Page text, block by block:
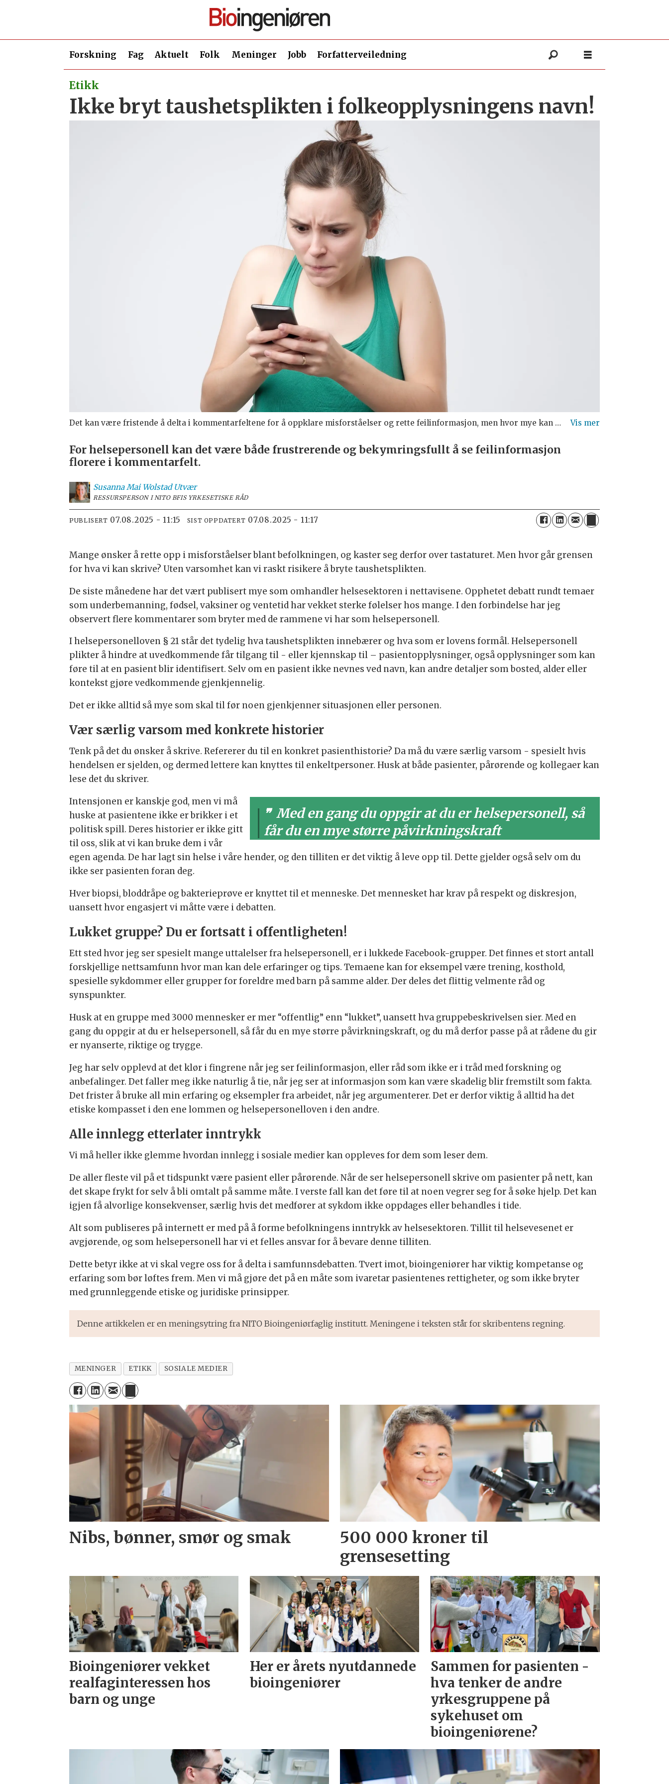
Forskning Fag Aktuelt Folk Meninger Jobb Forfatterveiledning
Etikk
Ikke bryt taushetsplikten i folkeopplysningens navn!
Det kan være fristende å delta i kommentarfeltene for å oppklare misforståelser og rette feilinformasjon, men hvor mye kan man som helsepersonell egentlig skrive?
For helsepersonell kan det være både frustrerende og bekymringsfullt å se feilinformasjon
florere i kommentarfelt.
Susanna Mai Wolstad Utvær
RESSURSPERSON I NITO BFIS YRKESETISKE RÅD
PUBLISERT 07.08.2025 - 11:15 SIST OPPDATERT 07.08.2025 - 11:17
Mange ønsker å rette opp i misforståelser blant befolkningen, og kaster seg derfor over tastaturet. Men hvor går grensen
for hva vi kan skrive? Uten varsomhet kan vi raskt risikere å bryte taushetsplikten.
De siste månedene har det vært publisert mye som omhandler helsesektoren i nettavisene. Opphetet debatt rundt temaer
som underbemanning, fødsel, vaksiner og ventetid har vekket sterke følelser hos mange. I den forbindelse har jeg
observert flere kommentarer som bryter med de rammene vi har som helsepersonell.
I helsepersonelloven § 21 står det tydelig hva taushetsplikten innebærer og hva som er lovens formål. Helsepersonell
plikter å hindre at uvedkommende får tilgang til - eller kjennskap til – pasientopplysninger, også opplysninger som kan
føre til at en pasient blir identifisert. Selv om en pasient ikke nevnes ved navn, kan andre detaljer som bosted, alder eller
kontekst gjøre vedkommende gjenkjennelig.
Det er ikke alltid så mye som skal til før noen gjenkjenner situasjonen eller personen.
Vær særlig varsom med konkrete historier
Tenk på det du ønsker å skrive. Refererer du til en konkret pasienthistorie? Da må du være særlig varsom - spesielt hvis
hendelsen er sjelden, og dermed lettere kan knyttes til enkeltpersoner. Husk at både pasienter, pårørende og kollegaer kan
lese det du skriver.
Med en gang du oppgir at du er helsepersonell, så
får du en mye større påvirkningskraft
Intensjonen er kanskje god, men vi må
huske at pasientene ikke er brikker i et
politisk spill. Deres historier er ikke gitt
til oss, slik at vi kan bruke dem i vår
egen agenda. De har lagt sin helse i våre hender, og den tilliten er det viktig å leve opp til. Dette gjelder også selv om du
ikke ser pasienten foran deg.
Hver biopsi, bloddråpe og bakterieprøve er knyttet til et menneske. Det mennesket har krav på respekt og diskresjon,
uansett hvor engasjert vi måtte være i debatten.
Lukket gruppe? Du er fortsatt i offentligheten!
Ett sted hvor jeg ser spesielt mange uttalelser fra helsepersonell, er i lukkede Facebook-grupper. Det finnes et stort antall
forskjellige nettsamfunn hvor man kan dele erfaringer og tips. Temaene kan for eksempel være trening, kosthold,
spesielle sykdommer eller grupper for foreldre med barn på samme alder. Der deles det flittig velmente råd og
synspunkter.
Husk at en gruppe med 3000 mennesker er mer “offentlig” enn “lukket”, uansett hva gruppebeskrivelsen sier. Med en
gang du oppgir at du er helsepersonell, så får du en mye større påvirkningskraft, og du må derfor passe på at rådene du gir
er nyanserte, riktige og trygge.
Jeg har selv opplevd at det klør i fingrene når jeg ser feilinformasjon, eller råd som ikke er i tråd med forskning og
anbefalinger. Det faller meg ikke naturlig å tie, når jeg ser at informasjon som kan være skadelig blir fremstilt som fakta.
Det frister å bruke all min erfaring og eksempler fra arbeidet, når jeg argumenterer. Det er derfor viktig å alltid ha det
etiske kompasset i den ene lommen og helsepersonelloven i den andre.
Alle innlegg etterlater inntrykk
Vi må heller ikke glemme hvordan innlegg i sosiale medier kan oppleves for dem som leser dem.
De aller fleste vil på et tidspunkt være pasient eller pårørende. Når de ser helsepersonell skrive om pasienter på nett, kan
det skape frykt for selv å bli omtalt på samme måte. I verste fall kan det føre til at noen vegrer seg for å søke hjelp. Det kan
igjen få alvorlige konsekvenser, særlig hvis det medfører at sykdom ikke oppdages eller behandles i tide.
Alt som publiseres på internett er med på å forme befolkningens inntrykk av helsesektoren. Tillit til helsevesenet er
avgjørende, og som helsepersonell har vi et felles ansvar for å bevare denne tilliten.
Dette betyr ikke at vi skal vegre oss for å delta i samfunnsdebatten. Tvert imot, bioingeniører har viktig kompetanse og
erfaring som bør løftes frem. Men vi må gjøre det på en måte som ivaretar pasientenes rettigheter, og som ikke bryter
med grunnleggende etiske og juridiske prinsipper.
Denne artikkelen er en meningsytring fra NITO Bioingeniørfaglig institutt. Meningene i teksten står for skribentens regning.
MENINGER ETIKK SOSIALE MEDIER
Nibs, bønner, smør og smak
500 000 kroner til
grensesetting
Bioingeniører vekket
realfaginteressen hos
barn og unge
Her er årets nyutdannede
bioingeniører
Sammen for pasienten -
hva tenker de andre
yrkesgruppene på
sykehuset om
bioingeniørene?